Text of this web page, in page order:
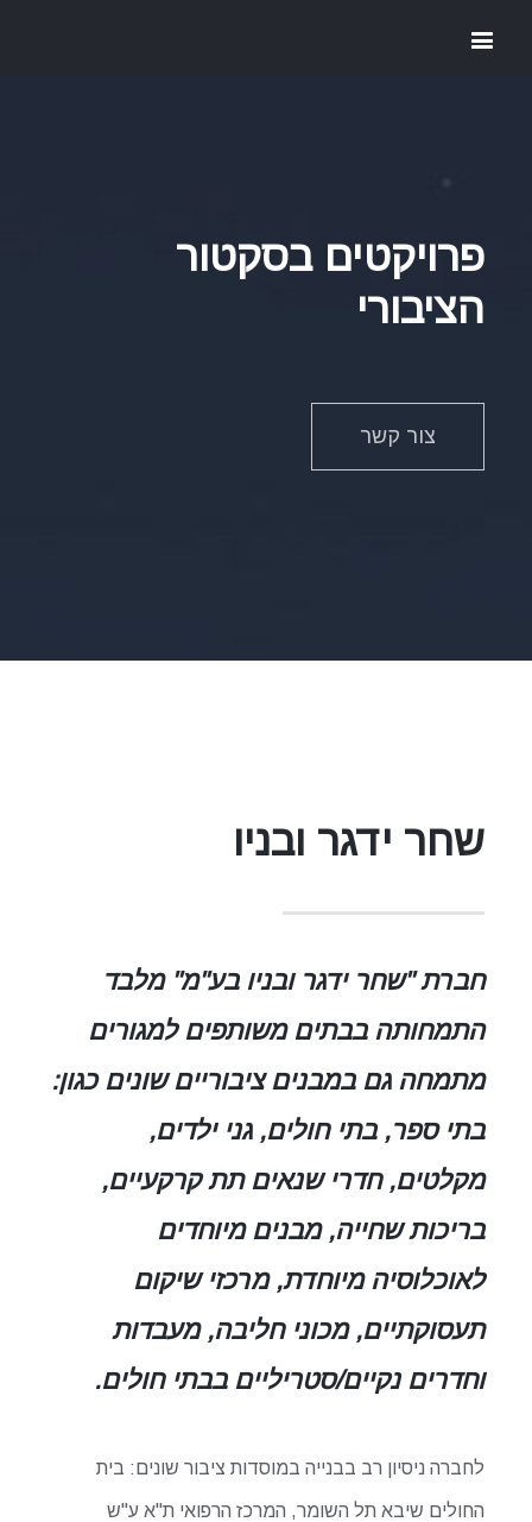
פרויקטים בסקטור
הציבורי
צור קשר
שחר ידגר ובניו
חברת "שחר ידגר ובניו בע"מ" מלבד
התמחותה בבתים משותפים למגורים
מתמחה גם במבנים ציבוריים שונים כגון:
בתי ספר, בתי חולים, גני ילדים,
מקלטים, חדרי שנאים תת קרקעיים,
בריכות שחייה, מבנים מיוחדים
לאוכלוסיה מיוחדת, מרכזי שיקום
תעסוקתיים, מכוני חליבה, מעבדות
וחדרים נקיים/סטריליים בבתי חולים.
לחברה ניסיון רב בבנייה במוסדות ציבור שונים: בית
החולים שיבא תל השומר, המרכז הרפואי ת"א ע"ש